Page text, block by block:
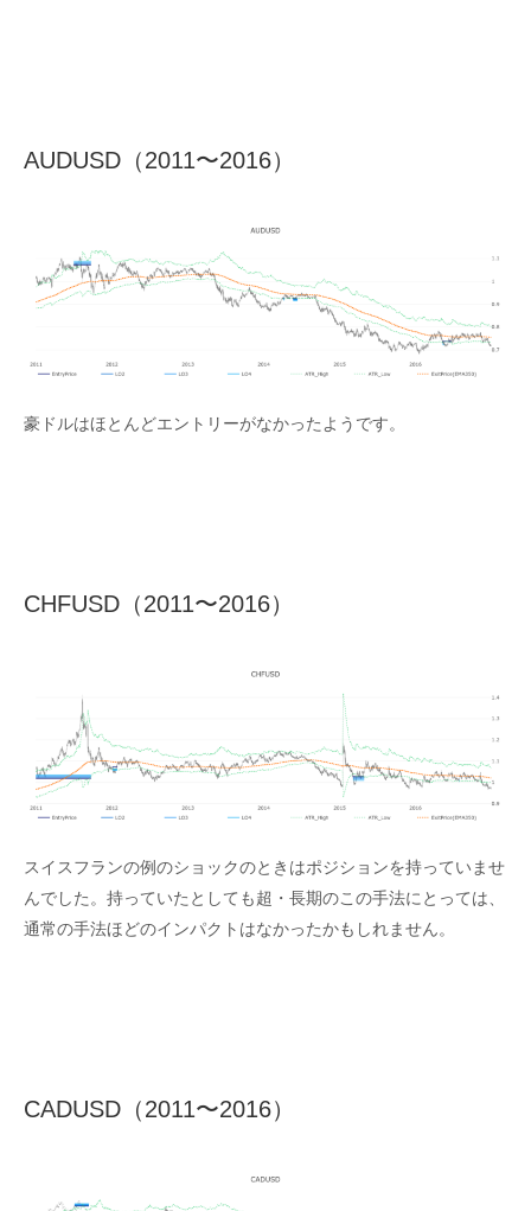
AUDUSD（2011〜2016）
豪ドルはほとんどエントリーがなかったようです。
CHFUSD（2011〜2016）
スイスフランの例のショックのときはポジションを持っていませ
んでした。持っていたとしても超・長期のこの手法にとっては、
通常の手法ほどのインパクトはなかったかもしれません。
CADUSD（2011〜2016）